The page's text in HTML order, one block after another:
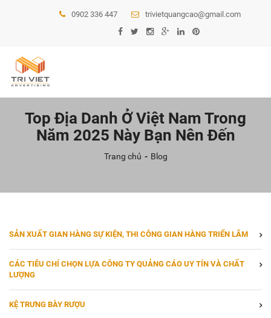
0902 336 447 trivietquangcao@gmail.com
Top Địa Danh Ở Việt Nam Trong
Năm 2025 Này Bạn Nên Đến
Trang chủ Blog
SẢN XUẤT GIAN HÀNG SỰ KIỆN, THI CÔNG GIAN HÀNG TRIỂN LÃM
CÁC TIÊU CHÍ CHỌN LỰA CÔNG TY QUẢNG CÁO UY TÍN VÀ CHẤT
LƯỢNG
KỆ TRƯNG BÀY RƯỢU